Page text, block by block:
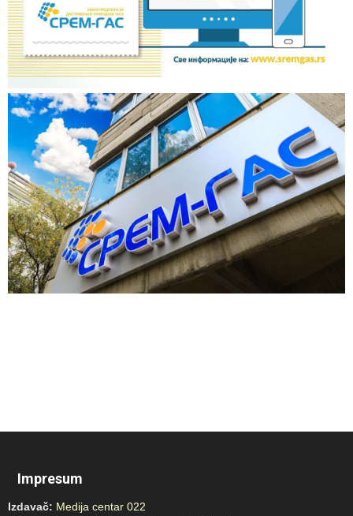
Impresum
Izdavač: Medija centar 022